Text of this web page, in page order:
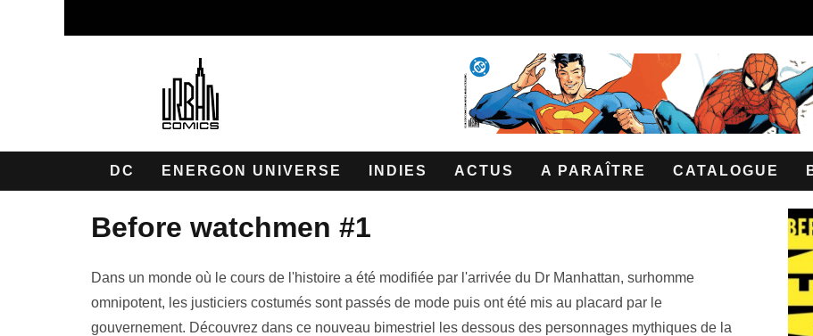
DC ENERGON UNIVERSE INDIES ACTUS A PARAÎTRE CATALOGUE
before watchmen #1
Dans un monde où le cours de l'histoire a été modifiée par l'arrivée du Dr Manhattan, surhomme
omnipotent, les justiciers costumés sont passés de mode puis ont été mis au placard par le
gouvernement. Découvrez dans ce nouveau bimestriel les dessous des personnages mythiques de la